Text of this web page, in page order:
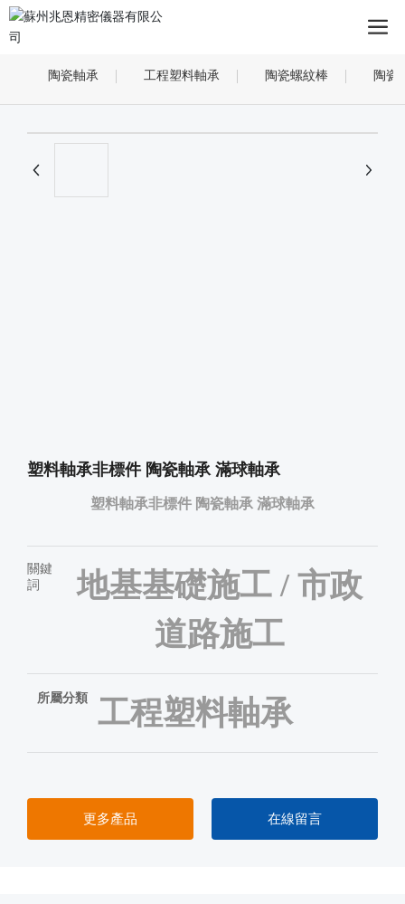
陶瓷軸承 工程塑料軸承 陶瓷螺紋棒 陶瓷
塑料軸承非標件 陶瓷軸承 滿球軸承
塑料軸承非標件 陶瓷軸承 滿球軸承
關鍵
詞
地基基礎施工 / 市政
道路施工
所屬分類 工程塑料軸承
更多產品 在線留言